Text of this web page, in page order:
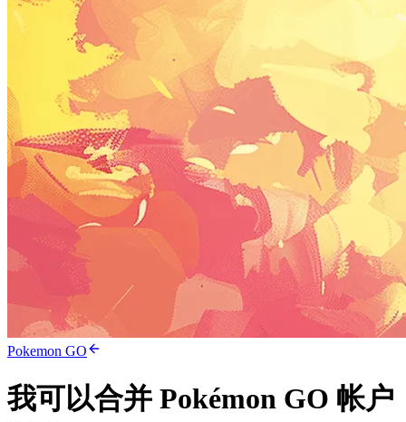
Pokemon GO
我可以合并 Pokémon GO 帐户